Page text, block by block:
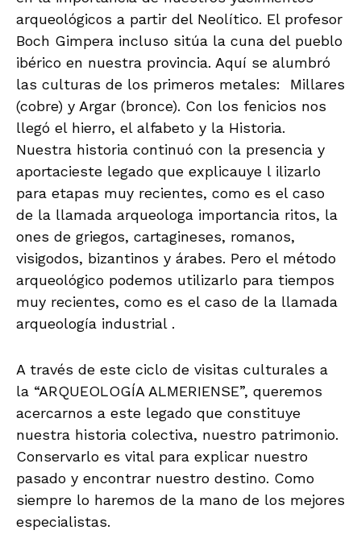
arqueológicos a partir del Neolítico. El profesor
Boch Gimpera incluso sitúa la cuna del pueblo
ibérico en nuestra provincia. Aquí se alumbró
las culturas de los primeros metales: Millares
(cobre) y Argar (bronce). Con los fenicios nos
llegó el hierro, el alfabeto y la Historia.
Nuestra historia continuó con la presencia y
aportacieste legado que explicauye l ilizarlo
para etapas muy recientes, como es el caso
de la llamada arqueologa importancia ritos, la
ones de griegos, cartagineses, romanos,
visigodos, bizantinos y árabes. Pero el método
arqueológico podemos utilizarlo para tiempos
muy recientes, como es el caso de la llamada
arqueología industrial .
A través de este ciclo de visitas culturales a
la “ARQUEOLOGÍA ALMERIENSE”, queremos
acercarnos a este legado que constituye
nuestra historia colectiva, nuestro patrimonio.
Conservarlo es vital para explicar nuestro
pasado y encontrar nuestro destino. Como
siempre lo haremos de la mano de los mejores
especialistas.